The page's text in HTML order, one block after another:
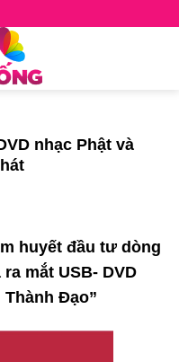
nhạc Phật và
huyết đầu tư dòng
mắt USB- DVD
Đạo”